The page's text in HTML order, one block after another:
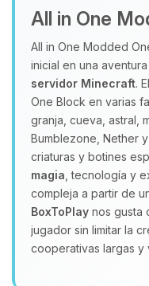
All in One
All in One Modded
inicial en una
servidor Minecraft.
One Block en varias
granja, cueva, astral,
Bumblezone, Nether
criaturas y botines
magia , tecnología y
compleja a partir de
BoxToPlay nos gusta
jugador sin limitar la
cooperativas largas y
08/08/2026